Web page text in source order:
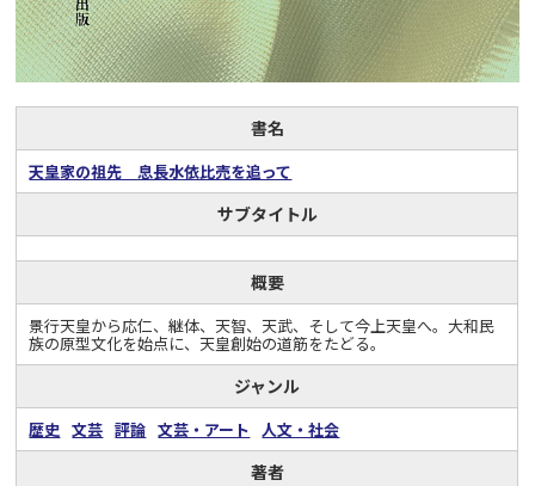
書名
天皇家の祖先 息長水依比売を追って
サブタイトル
概要
景行天皇から応仁、継体、天智、天武、そして今上天皇へ。大和民
族の原型文化を始点に、天皇創始の道筋をたどる。
ジャンル
歴史 文芸 評論 文芸・アート 人文・社会
著者